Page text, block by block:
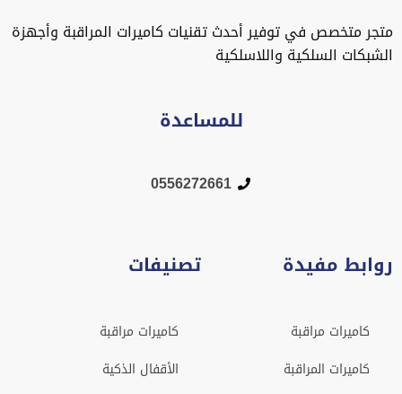
متجر متخصص في توفير أحدث تقنيات كاميرات المراقبة وأجهزة
الشبكات السلكية واللاسلكية
للمساعدة
0556272661
روابط مفيدة
كاميرات مراقبة
كاميرات المراقبة
تصنيفات
كاميرات مراقبة
الأقفال الذكية